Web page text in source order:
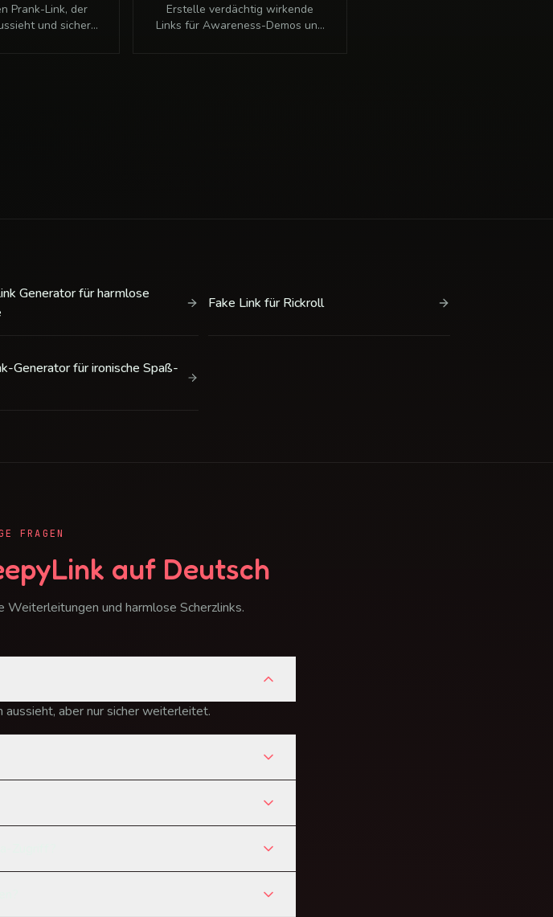
Prank-Link, der
und sicher
Erstelle verdächtig wirkende
Links für Awareness-Demos und
Generator für harmlose
Fake Link für Rickroll
Generator für ironische Spaß-
FRAGEN
auf Deutsch
und harmlose Scherzlinks.
aussieht, aber nur sicher weiterleitet.